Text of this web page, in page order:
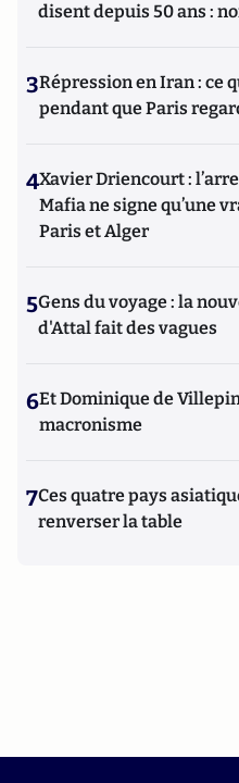
disent depuis 50 ans :
3Répression en Iran : ce
pendant que Paris
4Xavier Driencourt :
Mafia ne signe qu’une
Paris et Alger
5Gens du voyage : la
d'Attal fait des vagues
6Et Dominique de
macronisme
7Ces quatre pays
renverser la table